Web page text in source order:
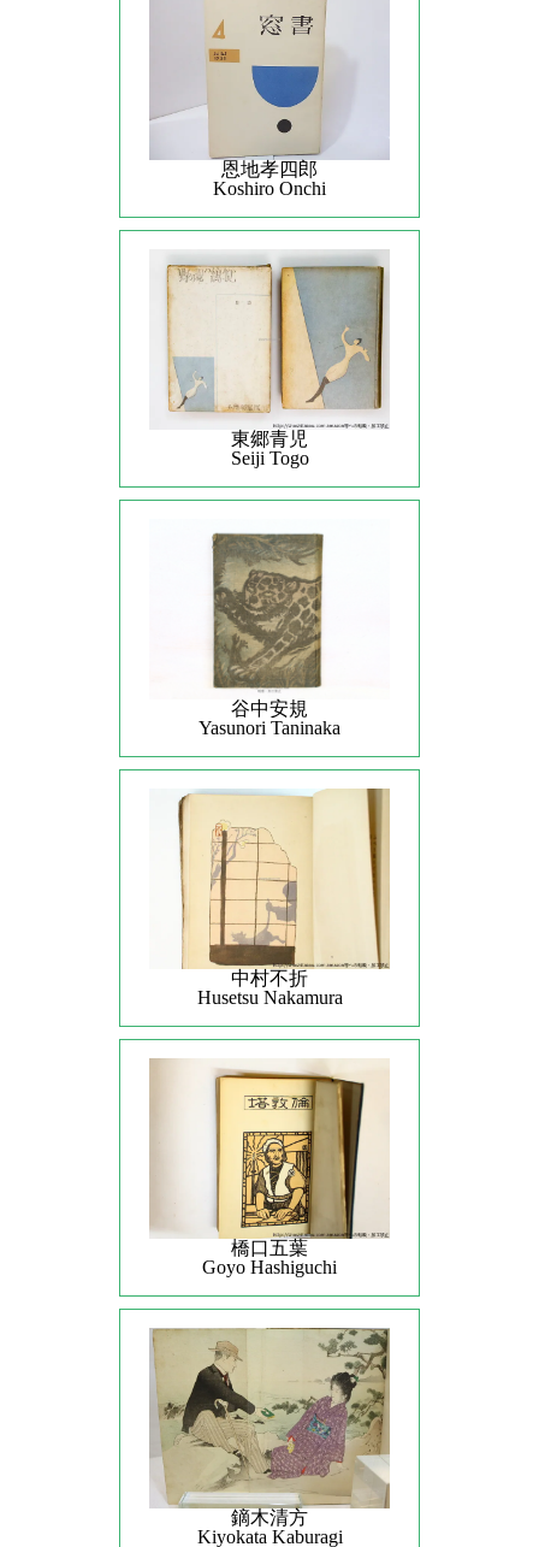
恩地孝四郎
Koshiro Onchi
東郷青児
Seiji Togo
谷中安規
Yasunori Taninaka
中村不折
Husetsu Nakamura
橋口五葉
Goyo Hashiguchi
鏑木清方
Kiyokata Kaburagi